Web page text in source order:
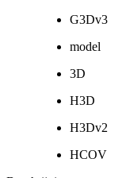
G3Dv3
model
3D
H3D
H3Dv2
HCOV